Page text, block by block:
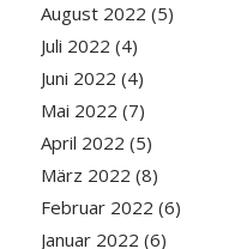
August 2022 (5)
Juli 2022 (4)
Juni 2022 (4)
Mai 2022 (7)
April 2022 (5)
März 2022 (8)
Februar 2022 (6)
Januar 2022 (6)